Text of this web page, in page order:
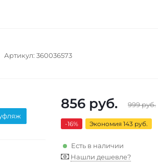
Артикул: 360036573
856 руб. 999руб.
-16% Экономия 143 руб.
Есть в наличии
Нашли дешевле?